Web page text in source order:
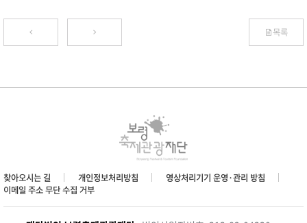
목록
찾아오시는 길 개인정보처리방침
영상처리기기 운영·관리 방침
이메일 주소 무단 수집 거부